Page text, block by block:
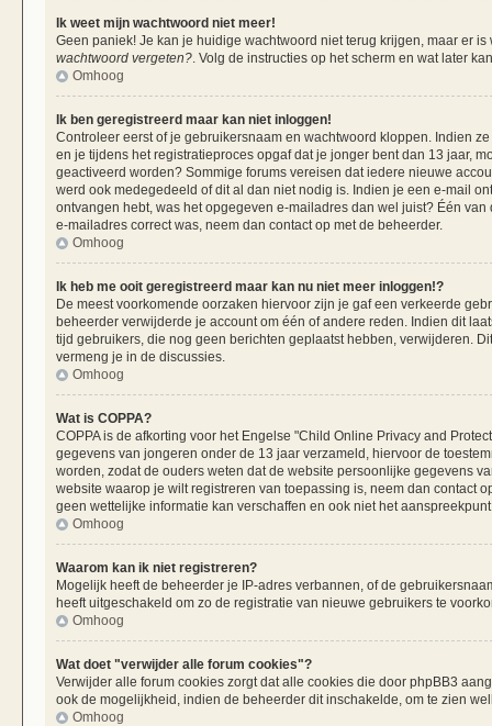
Ik weet mijn wachtwoord niet meer!
Geen paniek! Je kan je huidige wachtwoord niet terug krijgen, maar er
wachtwoord vergeten? . Volg de instructies op het scherm en wat later
Omhoog
Ik ben geregistreerd maar kan niet inloggen!
Controleer eerst of je gebruikersnaam en wachtwoord kloppen. Indien
en je tijdens het registratieproces opgaf dat je jonger bent dan 13 jaar,
geactiveerd worden? Sommige forums vereisen dat iedere nieuwe
werd ook medegedeeld of dit al dan niet nodig is. Indien je een e-mail
ontvangen hebt, was het opgegeven e-mailadres dan wel juist? Één
e-mailadres correct was, neem dan contact op met de beheerder.
Omhoog
Ik heb me ooit geregistreerd maar kan nu niet meer inloggen!?
De meest voorkomende oorzaken hiervoor zijn je gaf een verkeerde
beheerder verwijderde je account om één of andere reden. Indien dit
tijd gebruikers, die nog geen berichten geplaatst hebben, verwijderen.
vermeng je in de discussies.
Omhoog
Wat is COPPA?
COPPA is de afkorting voor het Engelse "Child Online Privacy and
gegevens van jongeren onder de 13 jaar verzameld, hiervoor de
worden, zodat de ouders weten dat de website persoonlijke gegevens
website waarop je wilt registreren van toepassing is, neem dan contact
geen wettelijke informatie kan verschaffen en ook niet het
Omhoog
Waarom kan ik niet registreren?
Mogelijk heeft de beheerder je IP-adres verbannen, of de
heeft uitgeschakeld om zo de registratie van nieuwe gebruikers te
Omhoog
Wat doet "verwijder alle forum cookies"?
Verwijder alle forum cookies zorgt dat alle cookies die door phpBB3
ook de mogelijkheid, indien de beheerder dit inschakelde, om te zien
Omhoog